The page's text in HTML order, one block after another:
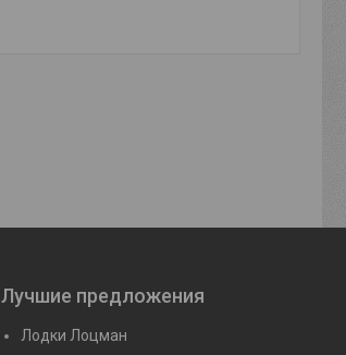
Лучшие предложения
Лодки Лоцман